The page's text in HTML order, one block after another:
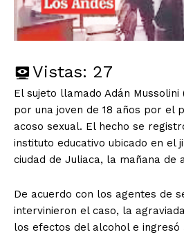
Vistas: 27
El sujeto llamado Adán Mussolini
por una joven de 18 años por el
acoso sexual. El hecho se
instituto educativo ubicado en el
ciudad de Juliaca, la mañana de
De acuerdo con los agentes de
intervinieron el caso, la
los efectos del alcohol e ingresó